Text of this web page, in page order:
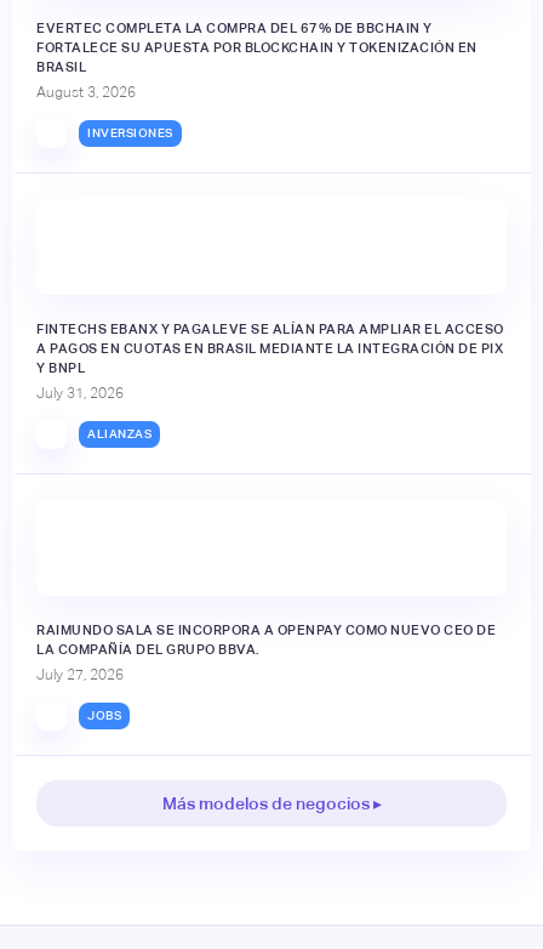
EVERTEC COMPLETA LA COMPRA DEL 67% DE BBCHAIN Y
FORTALECE SU APUESTA POR BLOCKCHAIN Y TOKENIZACIÓN EN
BRASIL
August 3, 2026
INVERSIONES
FINTECHS EBANX Y PAGALEVE SE ALÍAN PARA AMPLIAR EL ACCESO
A PAGOS EN CUOTAS EN BRASIL MEDIANTE LA INTEGRACIÓN DE PIX
Y BNPL
July 31, 2026
ALIANZAS
RAIMUNDO SALA SE INCORPORA A OPENPAY COMO NUEVO CEO DE
LA COMPAÑÍA DEL GRUPO BBVA.
July 27, 2026
JOBS
Más modelos de negocios ▸